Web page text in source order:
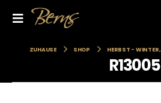
ZUHAUSE SHOP HERBST - WINTER,
R13005